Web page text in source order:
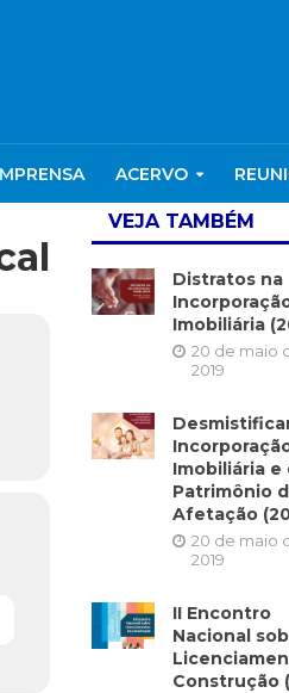
ACERVO
VEJA TAMBÉM
Distratos na
Imobiliária
20 de maio
2019
Imobiliária e
Patrimônio
Afetação
20 de maio
2019
II Encontro
Nacional
Construção